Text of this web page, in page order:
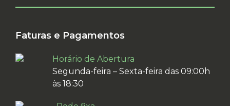
Faturas e Pagamentos
Horário de Abertura
Segunda-feira – Sexta-feira das 09:00h
às 18:30